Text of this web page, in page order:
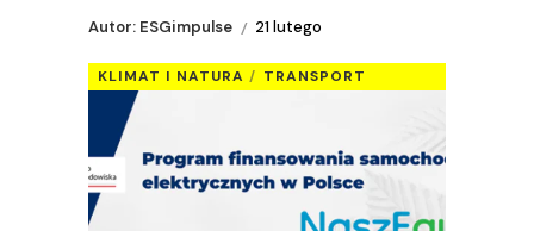
Autor: ESGimpulse 21 lutego
KLIMAT I NATURA TRANSPORT